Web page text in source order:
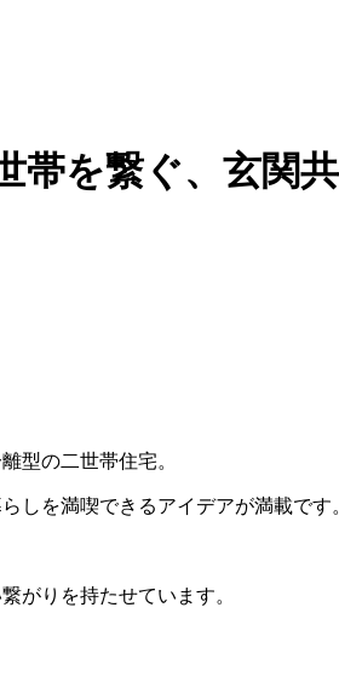
帯を繋ぐ、玄関
型の二世帯住宅。
しを満喫できるアイデアが満載です
がりを持たせています。